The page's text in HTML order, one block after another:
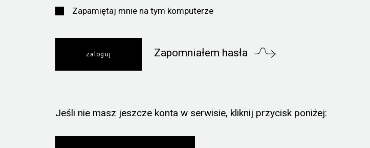
Zapamiętaj mnie na tym komputerze
Zapomniałem hasła
Jeśli nie masz jeszcze konta w serwisie, kliknij przycisk poniżej: